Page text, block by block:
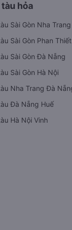
tàu hỏa
Sài Gòn Nha Trang
Sài Gòn Phan Thiết
Sài Gòn Đà Nẵng
Sài Gòn Hà Nội
Nha Trang Đà
Đà Nẵng Huế
Hà Nội Vinh